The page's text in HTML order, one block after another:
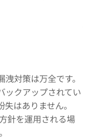
対策は万全です。
ックアップされてい
はありません。
針を運用される場